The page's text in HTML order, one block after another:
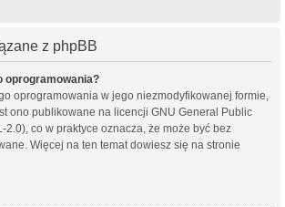
z phpBB
oprogramowania?
oprogramowania w jego niezmodyfikowanej formie,
ono publikowane na licencji GNU General Public
2.0), co w praktyce oznacza, że może być bez
Więcej na ten temat dowiesz się na stronie